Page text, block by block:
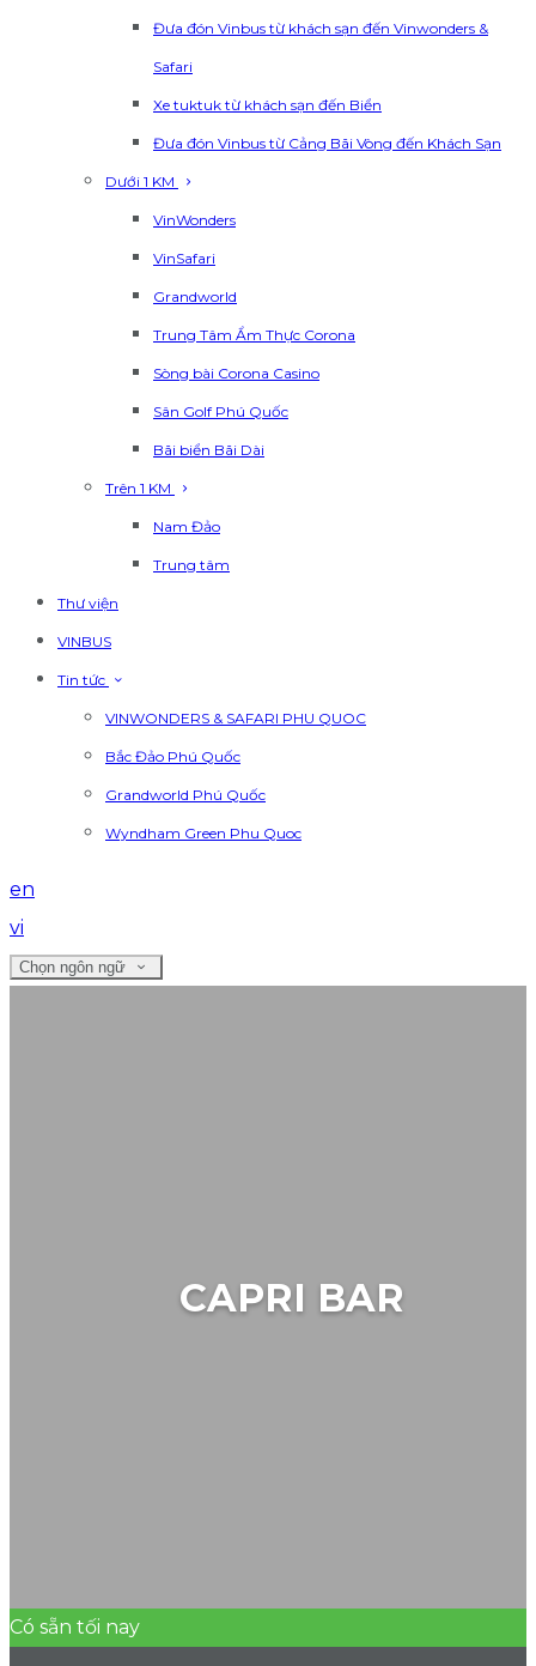
Đưa đón Vinbus từ khách sạn đến Vinwonders &
Safari
Xe tuktuk từ khách sạn đến Biển
Đưa đón Vinbus từ Cảng Bãi Vòng đến Khách Sạn
Dưới 1 KM
VinWonders
VinSafari
Grandworld
Trung Tâm Ẩm Thực Corona
Sòng bài Corona Casino
Sân Golf Phú Quốc
Bãi biển Bãi Dài
Trên 1 KM
Nam Đảo
Trung tâm
Thư viện
VINBUS
Tin tức
VINWONDERS & SAFARI PHU QUOC
Bắc Đảo Phú Quốc
Grandworld Phú Quốc
Wyndham Green Phu Quoc
en
vi
Chọn ngôn ngữ
CAPRI BAR
Có sẵn tối nay